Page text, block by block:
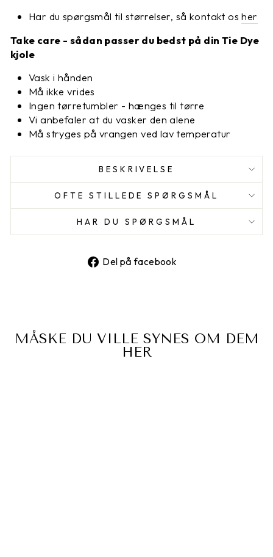
Har du spørgsmål til størrelser, så kontakt os her
Take care - sådan passer du bedst på din Tie Dye
kjole
Vask i hånden
Må ikke vrides
Ingen tørretumbler - hænges til tørre
Vi anbefaler at du vasker den alene
Må stryges på vrangen ved lav temperatur
BESKRIVELSE
OFTE STILLEDE SPØRGSMÅL
HAR DU SPØRGSMÅL
Del på facebook
MÅSKE DU VILLE SYNES OM DEM
HER